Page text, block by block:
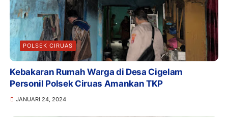
POLSEK CIRUAS
Kebakaran Rumah Warga di Desa Cigelam
Personil Polsek Ciruas Amankan TKP
JANUARI 24, 2024